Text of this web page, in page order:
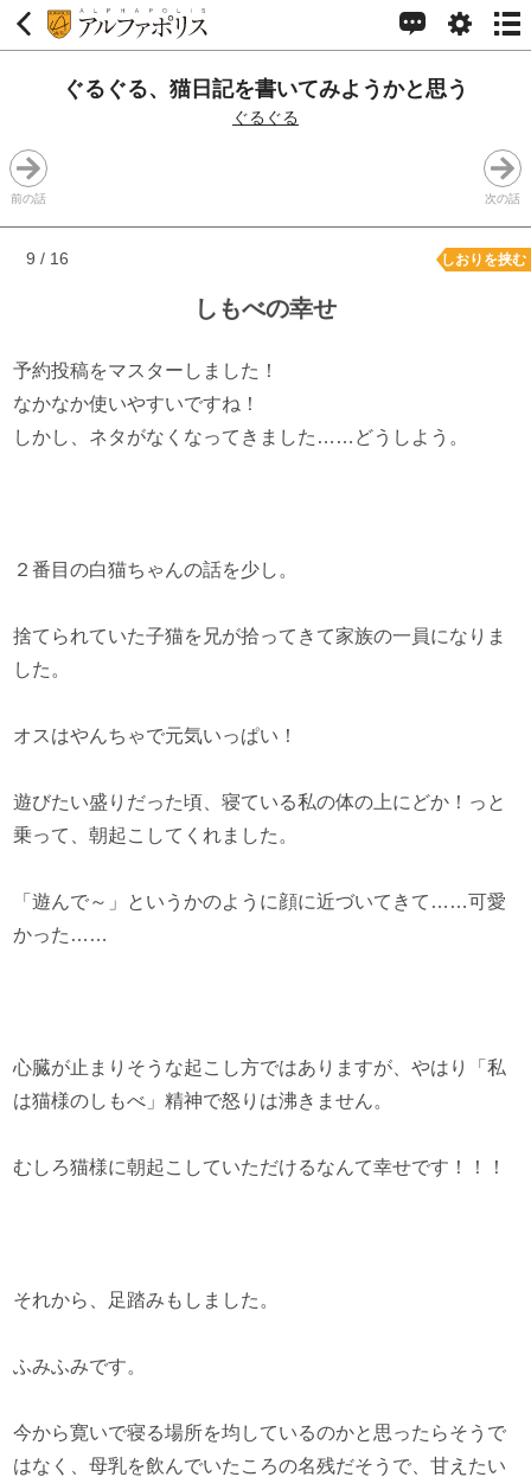
ぐるぐる、猫日記を書いてみようかと思う
ぐるぐる
前の話 次の話
9 / 16 しおりを挟む
しもべの幸せ
予約投稿をマスターしました！
なかなか使いやすいですね！
しかし、ネタがなくなってきました……どうしよう。
２番目の白猫ちゃんの話を少し。
捨てられていた子猫を兄が拾ってきて家族の一員になりま
した。
オスはやんちゃで元気いっぱい！
遊びたい盛りだった頃、寝ている私の体の上にどか！っと
乗って、朝起こしてくれました。
「遊んで～」というかのように顔に近づいてきて……可愛
かった……
心臓が止まりそうな起こし方ではありますが、やはり「私
は猫様のしもべ」精神で怒りは沸きません。
むしろ猫様に朝起こしていただけるなんて幸せです！！！
それから、足踏みもしました。
ふみふみです。
今から寛いで寝る場所を均しているのかと思ったらそうで
はなく、母乳を飲んでいたころの名残だそうで、甘えたい